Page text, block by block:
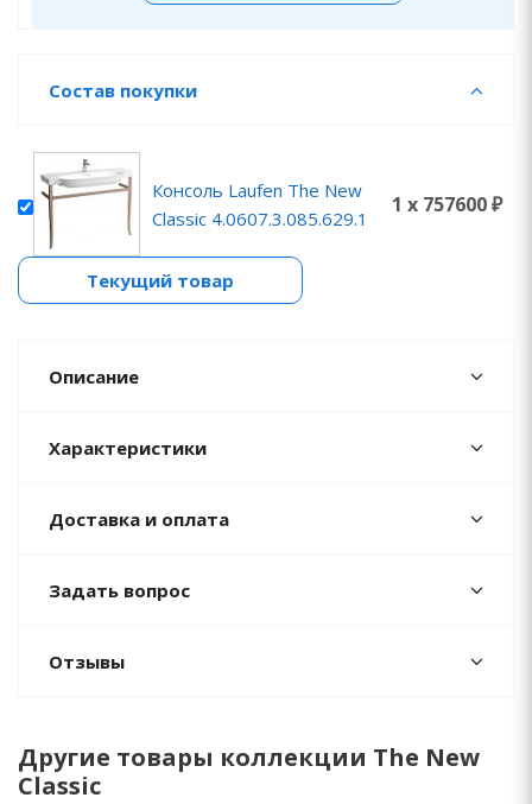
Состав покупки
Консоль Laufen The New
Classic 4.0607.3.085.629.1
1 x 757600 ₽
Текущий товар
Описание
Характеристики
Доставка и оплата
Задать вопрос
Отзывы
Другие товары коллекции The New
Classic